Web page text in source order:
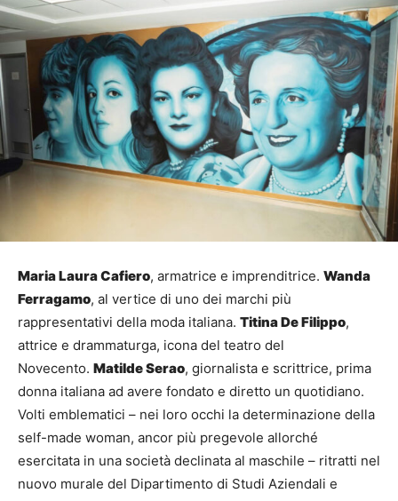
Maria Laura Cafiero, armatrice e imprenditrice. Wanda
Ferragamo, al vertice di uno dei marchi più
rappresentativi della moda italiana. Titina De Filippo,
attrice e drammaturga, icona del teatro del
Novecento. Matilde Serao, giornalista e scrittrice, prima
donna italiana ad avere fondato e diretto un quotidiano.
Volti emblematici – nei loro occhi la determinazione della
self-made woman, ancor più pregevole allorché
esercitata in una società declinata al maschile – ritratti nel
nuovo murale del Dipartimento di Studi Aziendali e